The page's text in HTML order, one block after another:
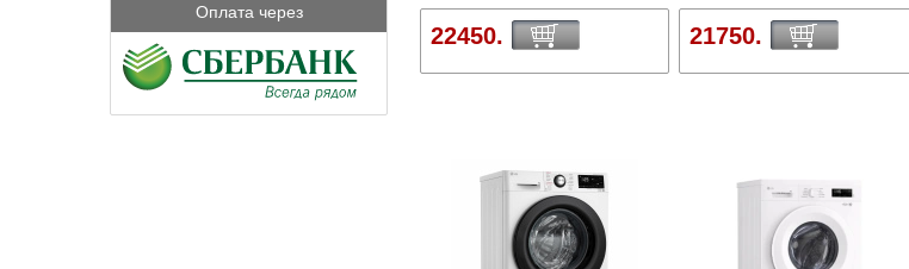
Оплата через
22450. 21750.